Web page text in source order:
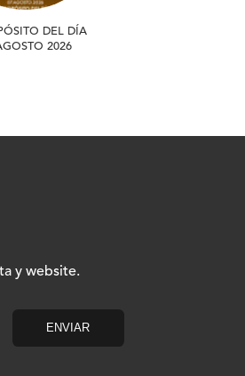
DEL DÍA
2026
y website.